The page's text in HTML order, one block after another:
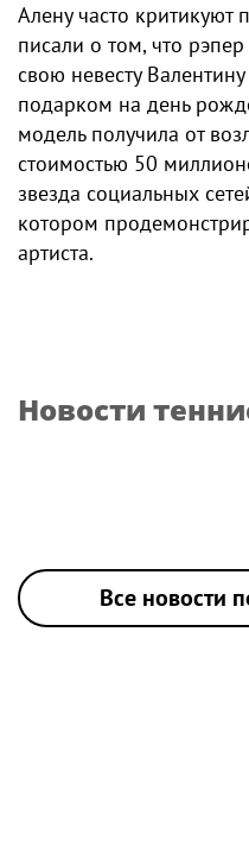
Алену часто критикуют
писали о том, что
свою невесту
подарком на день
модель получила от
стоимостью 50
звезда социальных
котором
артиста.
Новости
Все новости